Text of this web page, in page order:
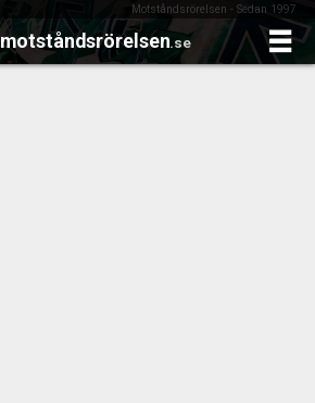
Motståndsrörelsen - Sedan 1997
motståndsrörelsen.se